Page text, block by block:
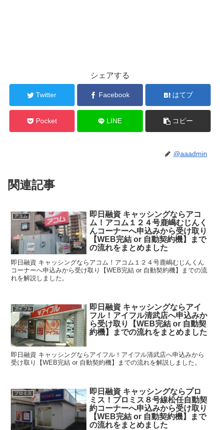
シェアする
Twitter Facebook はてブ
Pocket LINE コピー
@aaadmin
関連記事
アコム
即日融資 キャッシングならアコ
ム！アコム１２４号鹿嶋むじんく
んコーナーへ申込みから受け取り
【WEB完結 or 自動契約機】まで
の流れをまとめました
即日融資 キャッシングならアコム！アコム１２４号鹿嶋むじんくん
コーナーへ申込みから受け取り【WEB完結 or 自動契約機】までの流
れを解説しました。
アイフル
即日融資 キャッシングならアイ
フル！アイフル清武店へ申込みか
ら受け取り【WEB完結 or 自動契
約機】までの流れをまとめました
即日融資 キャッシングならアイフル！アイフル清武店へ申込みから
受け取り【WEB完結 or 自動契約機】までの流れを解説しました。
プロミス
即日融資 キャッシングならプロ
ミス！プロミス８号線松任自動契
約コーナーへ申込みから受け取り
【WEB完結 or 自動契約機】まで
の流れをまとめました